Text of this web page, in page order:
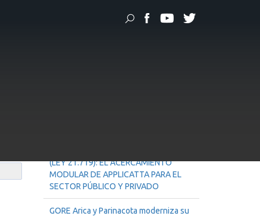
(LEY 21.719): EL ACERCAMIENTO
MODULAR DE APPLICATTA PARA EL
SECTOR PÚBLICO Y PRIVADO
GORE Arica y Parinacota moderniza su